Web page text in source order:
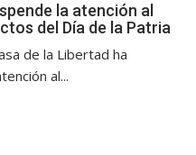
la atención al
del Día de la Patria
de la Libertad ha
al...